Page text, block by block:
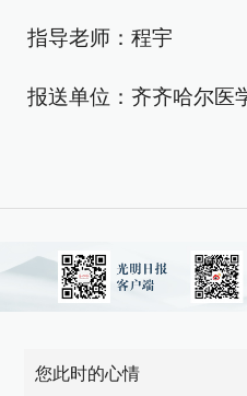
指导老师：程宇
报送单位：齐齐哈尔医
您此时的心情